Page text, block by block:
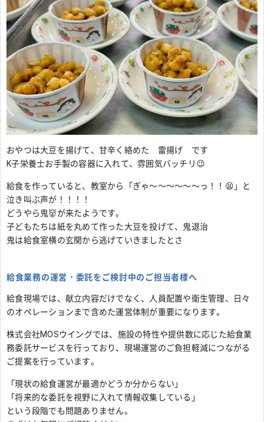
おやつは大豆を揚げて、甘辛く絡めた 雷揚げ です
K子栄養士お手製の容器に入れて、雰囲気バッチリ😉
給食を作っていると、教室から「ぎゃ～～～～～～っ！！😫」と
泣き叫ぶ声が！！！！
どうやら鬼👹が来たようです。
子どもたちは紙を丸めて作った大豆を投げて、鬼退治
鬼は給食室横の玄関から逃げていきましたとさ
給食業務の運営・委託をご検討中のご担当者様へ
給食現場では、献立内容だけでなく、人員配置や衛生管理、日々
のオペレーションまで含めた運営体制が重要になります。
株式会社MOSウイングでは、施設の特性や提供数に応じた給食業
務委託サービスを行っており、現場運営のご負担軽減につながる
ご提案を行っています。
「現状の給食運営が最適かどうか分からない」
「将来的な委託を視野に入れて情報収集している」
という段階でも問題ありません。